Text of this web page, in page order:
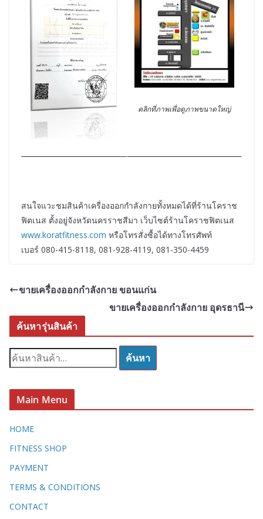
คลิกที่ภาพเพื่อดูภาพขนาดใหญ่
สนใจแวะชมสินค้าเครื่องออกกำลังกายทั้งหมดได้ที่ร้านโคราช
ฟิตเนส ตั้งอยู่จังหวัดนครราชสีมา เว็บไซต์ร้านโคราชฟิตเนส
www.koratfitness.com หรือโทรสั่งซื้อได้ทางโทรศัพท์
เบอร์ 080-415-8118, 081-928-4119, 081-350-4459
ขายเครื่องออกกำลังกาย ขอนแก่น
ขายเครื่องออกกำลังกาย อุดรธานี
ค้นหารุ่นสินค้า
ค้
น
:
ค้นหา
Main Menu
HOME
FITNESS SHOP
PAYMENT
TERMS & CONDITIONS
CONTACT